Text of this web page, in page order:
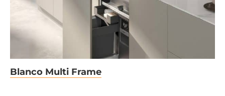
Blanco Multi Frame